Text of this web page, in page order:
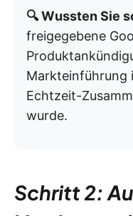
🔍 Wussten Sie
freigegebene
Markteinführung
Echtzeit-
wurde.
Schritt 2: